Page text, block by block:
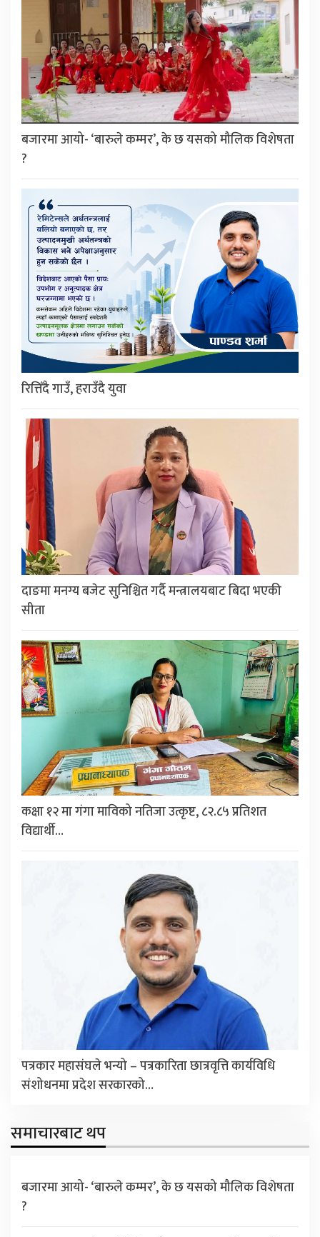
बजारमा आयो- ‘बारुले कम्मर’, के छ यसको मौलिक विशेषता
?
रित्तिँदै गाउँ, हराउँदै युवा
दाङमा मनग्य बजेट सुनिश्चित गर्दै मन्त्रालयबाट बिदा भएकी
सीता
कक्षा १२ मा गंगा माविको नतिजा उत्कृष्ट, ८२.८५ प्रतिशत
विद्यार्थी…
पत्रकार महासंघले भन्यो – पत्रकारिता छात्रवृत्ति कार्यविधि
संशोधनमा प्रदेश सरकारको…
समाचारबाट थप
बजारमा आयो- ‘बारुले कम्मर’, के छ यसको मौलिक विशेषता
?